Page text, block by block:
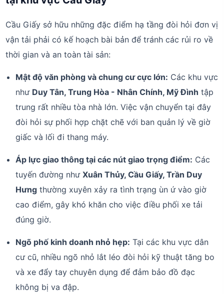
Cầu Giấy sở hữu những đặc điểm hạ tầng đòi hỏi đơn vị
vận tải phải có kế hoạch bài bản để tránh các rủi ro về
thời gian và an toàn tài sản:
Mật độ văn phòng và chung cư cực lớn: Các khu vực
như Duy Tân, Trung Hòa - Nhân Chính, Mỹ Đình tập
trung rất nhiều tòa nhà lớn. Việc vận chuyển tại đây
đòi hỏi sự phối hợp chặt chẽ với ban quản lý về giờ
giấc và lối đi thang máy.
Áp lực giao thông tại các nút giao trọng điểm: Các
tuyến đường nhưXuân Thủy, Cầu Giấy, Trần Duy
Hưng thường xuyên xảy ra tình trạng ùn ứ vào giờ
cao điểm, gây khó khăn cho việc điều phối xe tải
đúng giờ.
Ngõ phố kinh doanh nhỏ hẹp: Tại các khu vực dân
cư cũ, nhiều ngõ nhỏ lắt léo đòi hỏi kỹ thuật tăng bo
và xe đẩy tay chuyên dụng để đảm bảo đồ đạc
không bị va đập.